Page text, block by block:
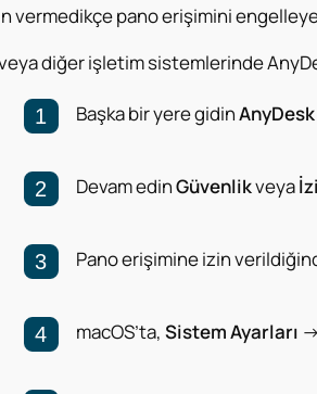
vermedikçe pano erişimini
diğer işletim sistemlerinde
Başka bir yere gidin
Devam edinGüvenlikveya
Pano erişimine izin
macOS’ta, Sistem Ayarları →